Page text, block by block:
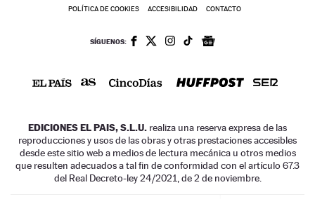
POLÍTICA DE COOKIES ACCESIBILIDAD CONTACTO
SÍGUENOS:
EDICIONES EL PAIS, S.L.U. realiza una reserva expresa de las
reproducciones y usos de las obras y otras prestaciones accesibles
desde este sitio web a medios de lectura mecánica u otros medios
que resulten adecuados a tal fin de conformidad con el artículo 67.3
del Real Decreto-ley 24/2021, de 2 de noviembre.